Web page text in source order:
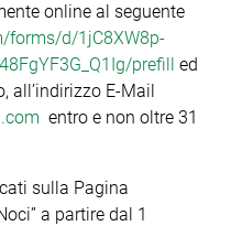
online al seguente
forms/d/1jC8XW8p-
prefill ed
all’indirizzo E-Mail
entro e non oltre 31
sulla Pagina
a partire dal 1